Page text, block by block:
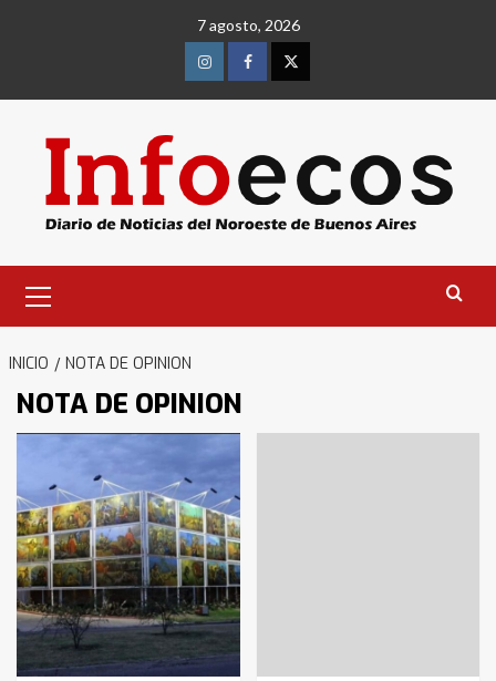
7 agosto, 2026
InstagramFacebookTwitter
primario
INICIO NOTA DE OPINION
NOTA DE OPINION
3
Identidad de los adolescentes
pampeanos que fueron
protagonistas del fatal accidente
en la mañana del lunes